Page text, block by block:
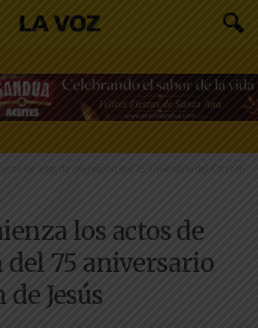
los actos de celebración del 75 aniversario del Corazón
los actos de
75 aniversario
Jesús